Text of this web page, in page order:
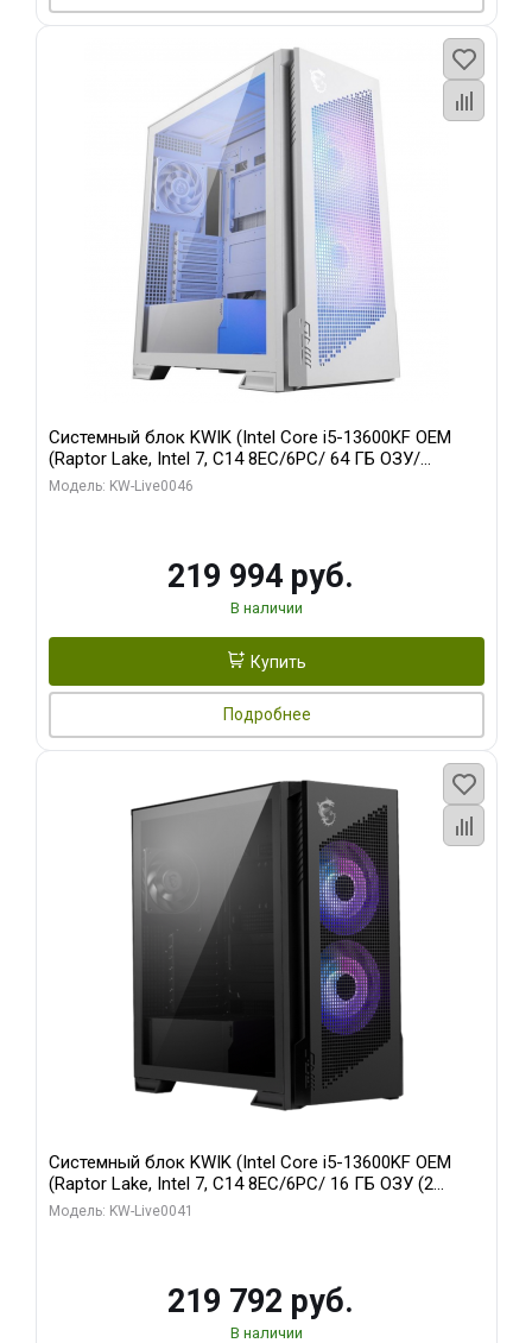
Системный блок KWIK (Intel Core i5-13600KF OEM
(Raptor Lake, Intel 7, C14 8EC/6PC/ 64 ГБ ОЗУ/
Gigabyte RTX5060Ti GAMING OC 8GB GDDR7 128bit
Модель: KW-Live0046
219 994 руб.
В наличии
Купить
Подробнее
Системный блок KWIK (Intel Core i5-13600KF OEM
(Raptor Lake, Intel 7, C14 8EC/6PC/ 16 ГБ ОЗУ (2
модуля)/ Palit RTX5080 GAMINGPRO OC 16GB GDDR7
Модель: KW-Live0041
219 792 руб.
В наличии